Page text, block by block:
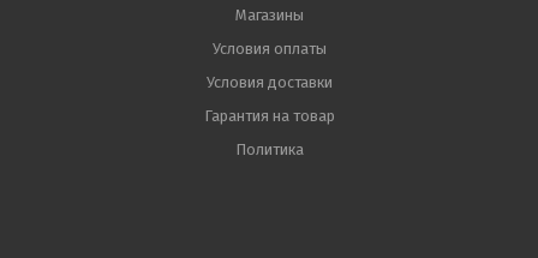
Магазины
Условия оплаты
Условия доставки
Гарантия на товар
Политика